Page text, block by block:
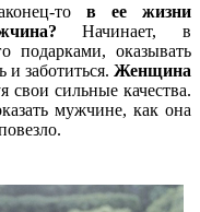
то в ее жизни
Начинает, в
подарками, оказывать
и заботиться. Женщина
свои сильные качества.
мужчине, как она